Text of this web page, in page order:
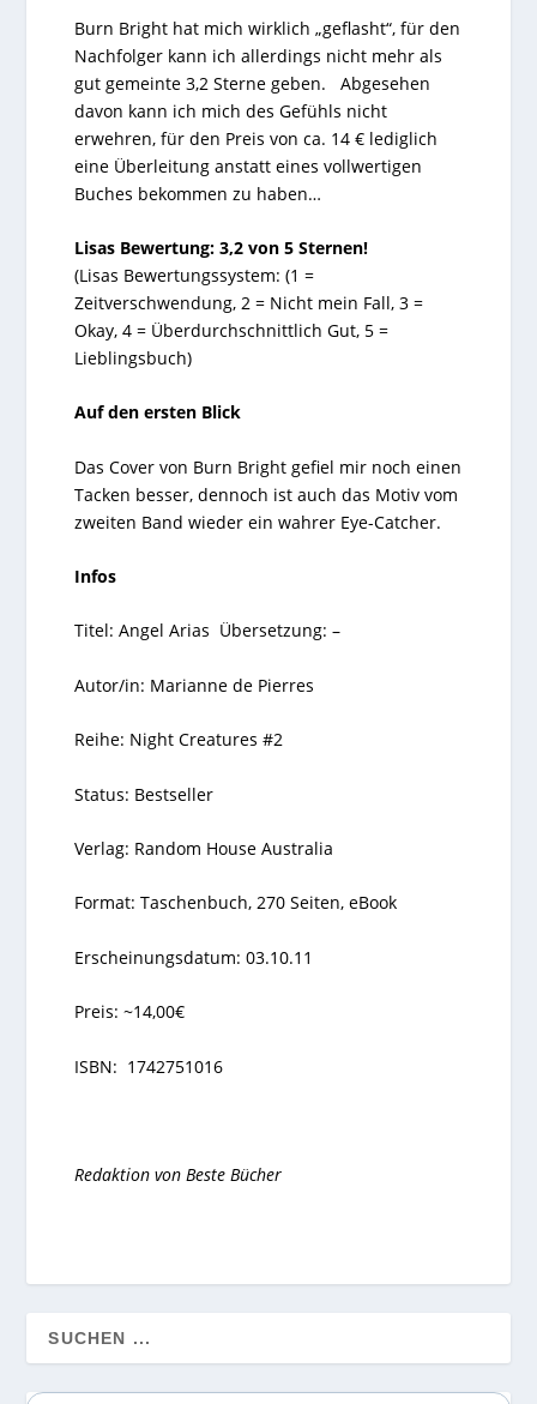
Burn Bright hat mich wirklich „geflasht“, für den
Nachfolger kann ich allerdings nicht mehr als
gut gemeinte 3,2 Sterne geben. Abgesehen
davon kann ich mich des Gefühls nicht
erwehren, für den Preis von ca. 14 € lediglich
eine Überleitung anstatt eines vollwertigen
Buches bekommen zu haben…
Lisas Bewertung: 3,2 von 5 Sternen!
(Lisas Bewertungssystem: (1 =
Zeitverschwendung, 2 = Nicht mein Fall, 3 =
Okay, 4 = Überdurchschnittlich Gut, 5 =
Lieblingsbuch)
Auf den ersten Blick
Das Cover von Burn Bright gefiel mir noch einen
Tacken besser, dennoch ist auch das Motiv vom
zweiten Band wieder ein wahrer Eye-Catcher.
Infos
Titel: Angel Arias Übersetzung: –
Autor/in: Marianne de Pierres
Reihe: Night Creatures #2
Status: Bestseller
Verlag: Random House Australia
Format: Taschenbuch, 270 Seiten, eBook
Erscheinungsdatum: 03.10.11
Preis: ~14,00€
ISBN: 1742751016
Redaktion von Beste Bücher